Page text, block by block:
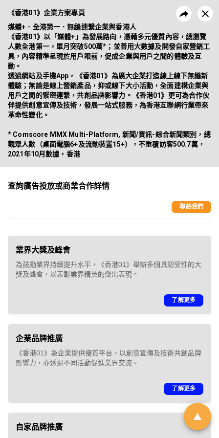
《香港01》企業方案專頁
《香港01》為廣大企業打造線上線下無縫新體驗；無論是線上營銷產
品，抑或線下大小活動，全面建構企業與用戶之間的緊密連繫，共創品
牌影響力。
昔日活動
「01親子最愛生活品牌大
獎 2026」｜品牌招募
由於市場上針對幼兒階段的產品與
服務日趨多元，父母在決策時便需
依賴具備公信力的客觀指標作為參
考。《香港01》「01親子」頻道即
將舉辦第6屆「01親子最愛生活品牌
大獎」，旨在發掘並表彰於創新、
服務質素或社會責任上具傑出表現
《香港01》企業方案專頁
媒體+．全港第一．無縫連繫企業與香港人
《香港01》以「媒體+」為發展路向，憑藉多元優質內容，總瀏覽
人數全港第一，單月突破500萬*；並善用大數據及開發自家營銷工
具，內容精準呈現於用戶眼前，促成企業與用戶之間的體驗及互
動。
透過網站及手機App，《香港01》為廣大企業打造線上線下無縫新
體驗；無論是線上營銷產品，抑或線下大小活動，全面建構企業與
用戶之間的緊密連繫，共創品牌影響力。《香港01》更可為合作伙
伴提供創意宣傳及技術，發展一站式服務，為香港互聯網行業帶來
革命性變化。
* Comscore MMX Multi-Platform, 新聞/資訊-綜合新聞類別，總
觀眾人數（桌面電腦6+及流動裝置15+），不重覆訪客500.7萬，
2021年10月數據，香港
查詢廣告投放或商業合作詳情
聯絡我們
業界大獎及峰會
為鼓勵業界持續提升水平，《香港01》舉辦多個具認受性的大
獎及峰會，以表彰業界精英的傑出表現。
了解更多
企業品牌推廣
《香港01》為企業提供優質平台，以創意宣傳及技術共創品牌
影響力，亦透過不同活動促進業界交流。
了解更多
自家品牌推廣